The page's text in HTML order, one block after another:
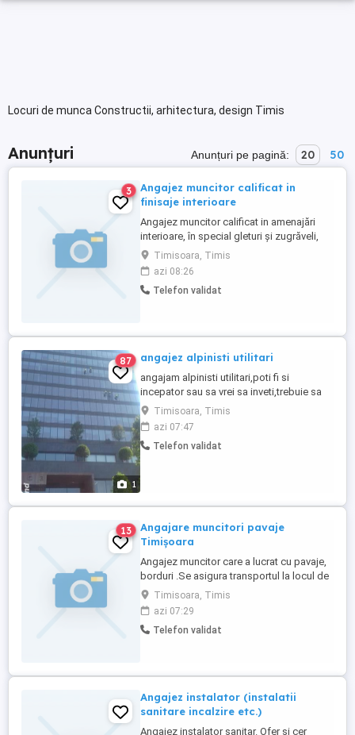
Locuri de munca Constructii, arhitectura, design Timis
Anunțuri Anunțuri pe pagină: 20 50
3
Angajez muncitor calificat in
finisaje interioare
Angajez muncitor calificat in amenajări
interioare, în special gleturi și zugrăveli,
ofer contract de muncă pe o perioadă
nedeterminată, salariul în funcție de
experiența, plata o dată la două
săptămâni, program 8-17, luni-vineri,cu o
Timisoara, Timis
azi 08:26
Telefon validat
1
87 angajez alpinisti utilitari
angajam alpinisti utilitari,poti fi si
incepator sau sa vrei sa inveti,trebuie sa
cunosti bine si meserie in sensul:placari
cu polistiren,tras decorativa,spalat
geamuri,reparatii si montat
jgheaburi,salariul se negociaza individual
Timisoara, Timis
azi 07:47
Telefon validat
13
Angajare muncitori pavaje
Timișoara
Angajez muncitor care a lucrat cu pavaje,
borduri .Se asigura transportul la locul de
muncă cu plecare de la Aem .Se face
angajare . Salariu 5000 - 6000 lei .Banii se
dau la două săptămâni.!!. Nu avem cazare
! Tel.
Timisoara, Timis
azi 07:29
Telefon validat
Angajez instalator (instalatii
sanitare incalzire etc.)
Angajez instalator sanitar. Ofer și cer